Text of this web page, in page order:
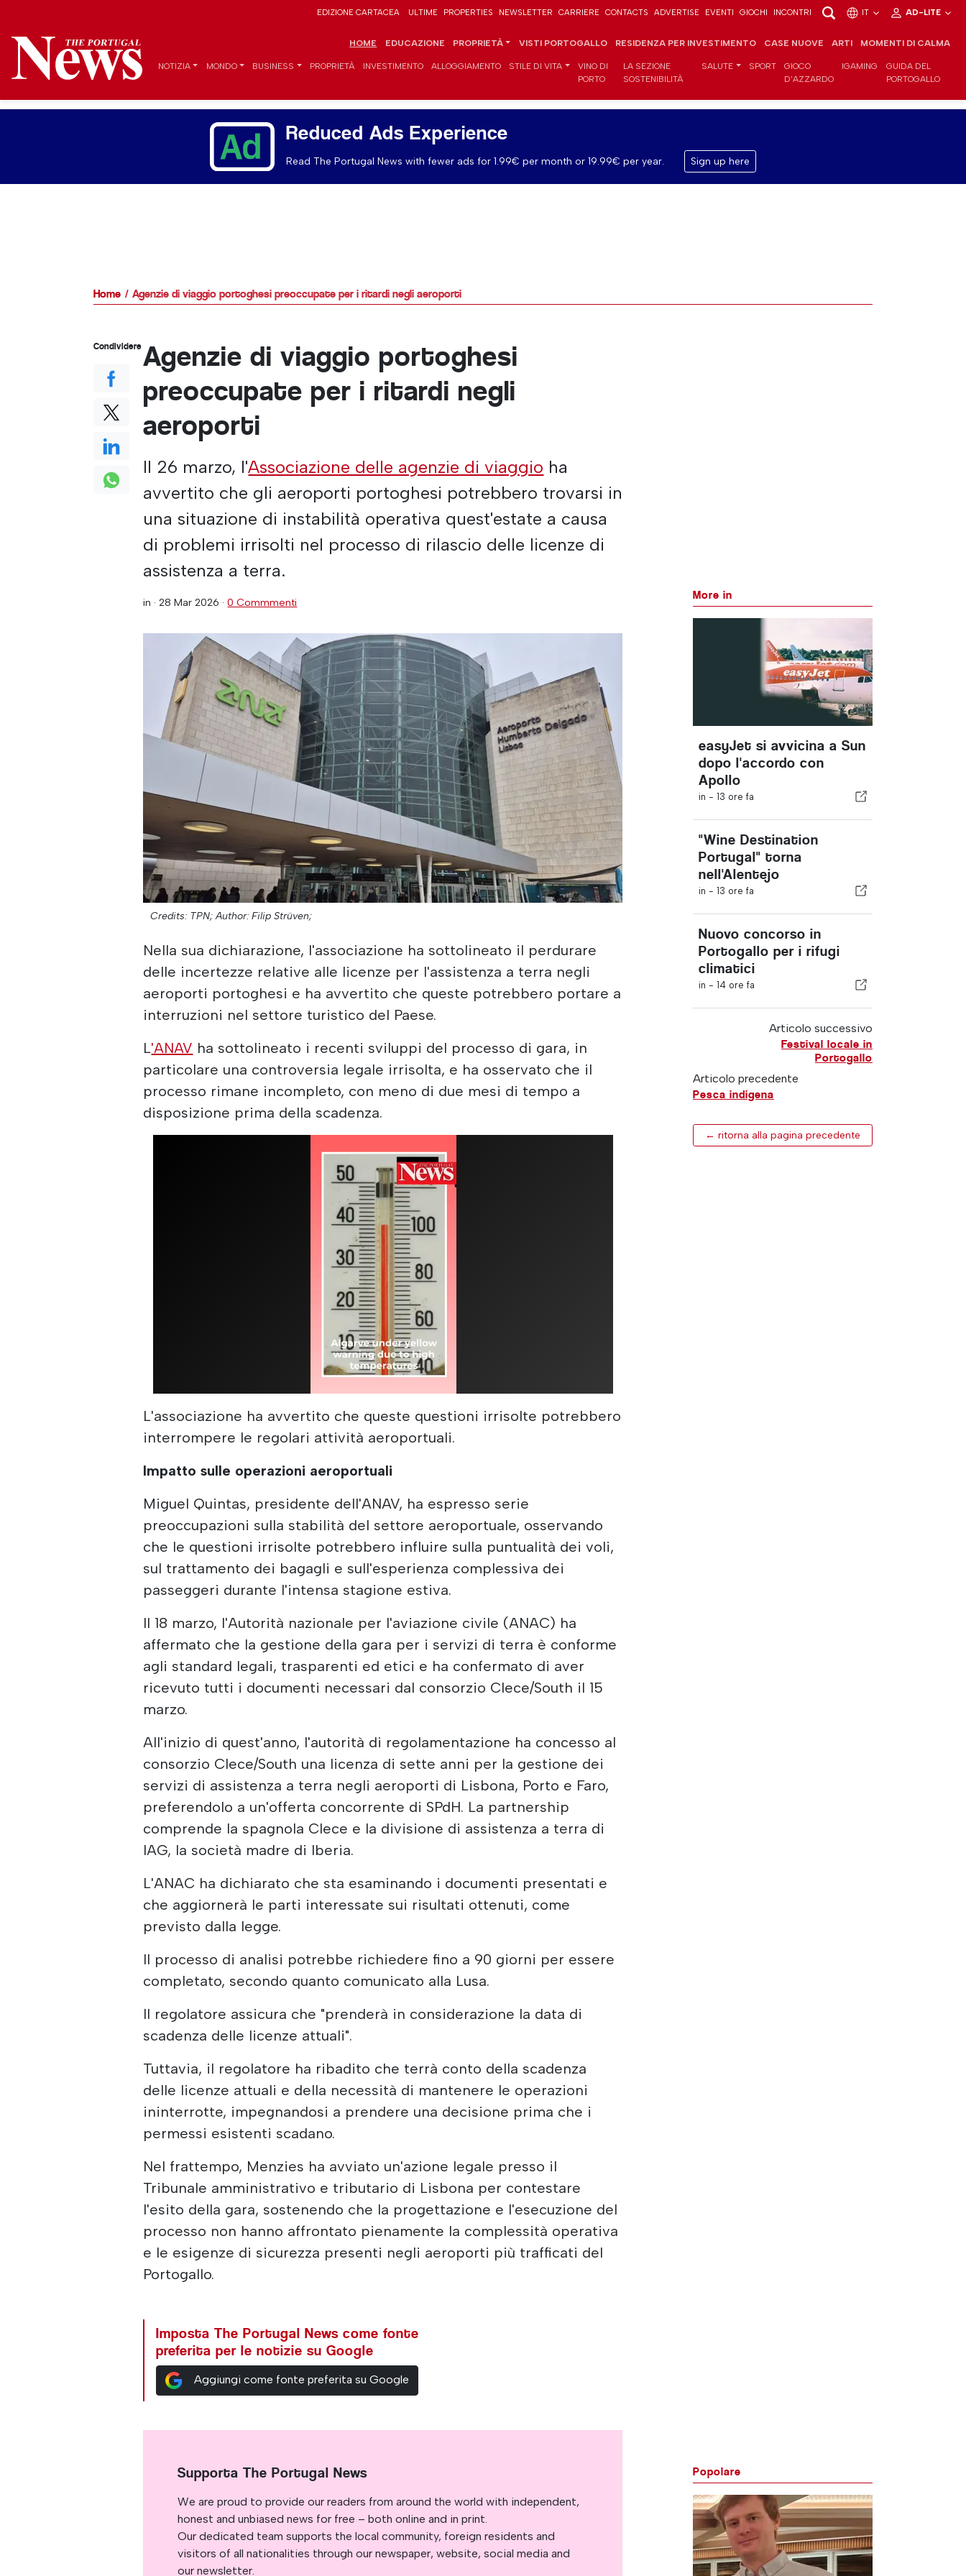
EDIZIONE CARTACEA ULTIME PROPERTIES NEWSLETTER CARRIERE CONTACTS ADVERTISE EVENTI GIOCHI INCONTRI IT AD-LITE
HOME EDUCAZIONE PROPRIETÀ VISTI PORTOGALLO RESIDENZA PER INVESTIMENTO CASE NUOVE ARTI MOMENTI DI CALMA
NOTIZIA MONDO BUSINESS PROPRIETÀ INVESTIMENTO ALLOGGIAMENTO STILE DI VITA
VINO DI
PORTO
LA SEZIONE
SOSTENIBILITÀ
SALUTE SPORT
GIOCO
D'AZZARDO
IGAMING
GUIDA DEL
PORTOGALLO
Reduced Ads Experience
Read The Portugal News with fewer ads for 1.99€ per month or 19.99€ per year. Sign up here
Home Agenzie di viaggio portoghesi preoccupate per i ritardi negli aeroporti
Agenzie di viaggio portoghesi
preoccupate per i ritardi negli
aeroporti
Il 26 marzo, l'Associazione delle agenzie di viaggio ha
avvertito che gli aeroporti portoghesi potrebbero trovarsi in
una situazione di instabilità operativa quest'estate a causa
di problemi irrisolti nel processo di rilascio delle licenze di
assistenza a terra.
in ·28 Mar 2026 ·0 Commmenti
Credits: TPN; Author: Filip Strüven;
Nella sua dichiarazione, l'associazione ha sottolineato il perdurare
delle incertezze relative alle licenze per l'assistenza a terra negli
aeroporti portoghesi e ha avvertito che queste potrebbero portare a
interruzioni nel settore turistico del Paese.
L'ANAV ha sottolineato i recenti sviluppi del processo di gara, in
particolare una controversia legale irrisolta, e ha osservato che il
processo rimane incompleto, con meno di due mesi di tempo a
disposizione prima della scadenza.
L'associazione ha avvertito che queste questioni irrisolte potrebbero
interrompere le regolari attività aeroportuali.
Impatto sulle operazioni aeroportuali
Miguel Quintas, presidente dell'ANAV, ha espresso serie
preoccupazioni sulla stabilità del settore aeroportuale, osservando
che le questioni irrisolte potrebbero influire sulla puntualità dei voli,
sul trattamento dei bagagli e sull'esperienza complessiva dei
passeggeri durante l'intensa stagione estiva.
Il 18 marzo, l'Autorità nazionale per l'aviazione civile (ANAC) ha
affermato che la gestione della gara per i servizi di terra è conforme
agli standard legali, trasparenti ed etici e ha confermato di aver
ricevuto tutti i documenti necessari dal consorzio Clece/South il 15
marzo.
All'inizio di quest'anno, l'autorità di regolamentazione ha concesso al
consorzio Clece/South una licenza di sette anni per la gestione dei
servizi di assistenza a terra negli aeroporti di Lisbona, Porto e Faro,
preferendolo a un'offerta concorrente di SPdH. La partnership
comprende la spagnola Clece e la divisione di assistenza a terra di
IAG, la società madre di Iberia.
L'ANAC ha dichiarato che sta esaminando i documenti presentati e
che aggiornerà le parti interessate sui risultati ottenuti, come
previsto dalla legge.
Il processo di analisi potrebbe richiedere fino a 90 giorni per essere
completato, secondo quanto comunicato alla Lusa.
Il regolatore assicura che "prenderà in considerazione la data di
scadenza delle licenze attuali".
Tuttavia, il regolatore ha ribadito che terrà conto della scadenza
delle licenze attuali e della necessità di mantenere le operazioni
ininterrotte, impegnandosi a prendere una decisione prima che i
permessi esistenti scadano.
Nel frattempo, Menzies ha avviato un'azione legale presso il
Tribunale amministrativo e tributario di Lisbona per contestare
l'esito della gara, sostenendo che la progettazione e l'esecuzione del
processo non hanno affrontato pienamente la complessità operativa
e le esigenze di sicurezza presenti negli aeroporti più trafficati del
Portogallo.
Imposta The Portugal News come fonte
preferita per le notizie su Google
Aggiungi come fonte preferita su Google
Condividere
More in
easyJet si avvicina a Sun
dopo l'accordo con
Apollo
in - 13 ore fa
"Wine Destination
Portugal" torna
nell'Alentejo
in - 13 ore fa
Nuovo concorso in
Portogallo per i rifugi
climatici
in - 14 ore fa
Articolo successivo
Festival locale in
Portogallo
Articolo precedente
Pesca indigena
← ritorna alla pagina precedente
Supporta The Portugal News
We are proud to provide our readers from around the world with independent,
honest and unbiased news for free – both online and in print.
Our dedicated team supports the local community, foreign residents and
visitors of all nationalities through our newspaper, website, social media and
our newsletter.
Popolare